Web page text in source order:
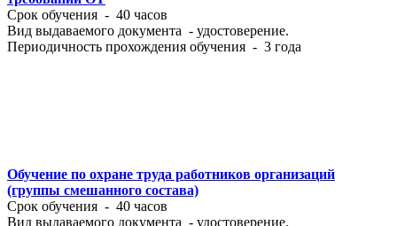
Срок обучения - 40 часов
Вид выдаваемого документа - удостоверение.
Периодичность прохождения обучения - 3 года
Обучение по охране труда работников организаций
(группы смешанного состава)
Срок обучения - 40 часов
Вид выдаваемого документа - удостоверение.